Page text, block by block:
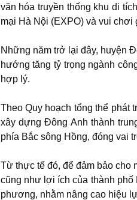
văn hóa truyền thống khu di
mại Hà Nội (EXPO) và vui chơi
Những năm trở lại đây, huyện
hướng tăng tỷ trọng ngành
hợp lý.
Theo Quy hoạch tổng thể phát
xây dựng Đông Anh thành
phía Bắc sông Hồng, đóng vai
Từ thực tế đó, để đảm bảo cho
cũng như lợi ích của thành phố
phương, nhằm nâng cao hiệu